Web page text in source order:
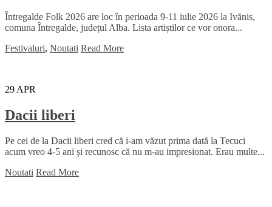
Întregalde Folk 2026 are loc în perioada 9-11 iulie 2026 la Ivănis,
comuna Întregalde, județul Alba. Lista artiștilor ce vor onora...
Festivaluri, Noutati Read More
29 APR
Dacii liberi
Pe cei de la Dacii liberi cred că i-am văzut prima dată la Tecuci
acum vreo 4-5 ani și recunosc că nu m-au impresionat. Erau multe...
Noutati Read More